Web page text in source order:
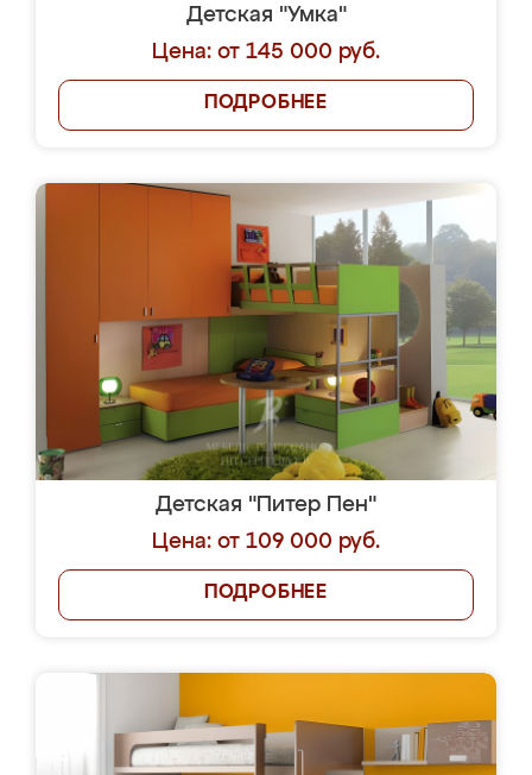
Детская "Умка"
Цена: от 145 000 руб.
ПОДРОБНЕЕ
Детская "Питер Пен"
Цена: от 109 000 руб.
ПОДРОБНЕЕ